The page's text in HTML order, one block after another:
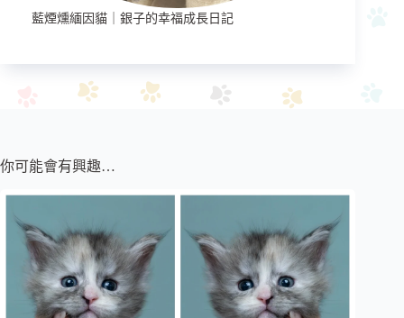
藍煙燻緬因貓｜銀子的幸福成長日記
你可能會有興趣…